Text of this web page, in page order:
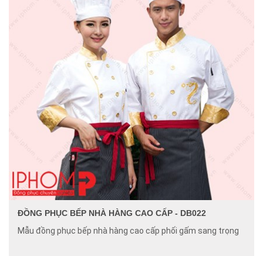
ĐỒNG PHỤC BẾP NHÀ HÀNG CAO CẤP - DB022
Mẫu đồng phục bếp nhà hàng cao cấp phối gấm sang trọng